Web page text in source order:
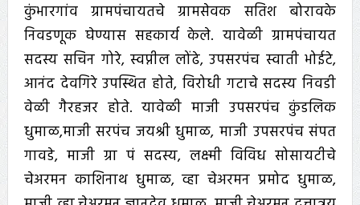
कुंभारगांव ग्रामपंचायतचे ग्रामसेवक सतिश बोरावके
निवडणूक घेण्यास सहकार्य केले. यावेळी ग्रामपंचायत
सदस्य सचिन गोरे, स्वप्नील लोंढे, उपसरपंच स्वाती भोईटे,
आनंद देवगिरे उपस्थित होते, विरोधी गटाचे सदस्य निवडी
वेळी गैरहजर होते. यावेळी माजी उपसरपंच कुंडलिक
धुमाळ,माजी सरपंच जयश्री धुमाळ, माजी उपसरपंच संपत
गावडे, माजी ग्रा पं सदस्य, लक्ष्मी विविध सोसायटीचे
चेअरमन काशिनाथ धुमाळ, व्हा चेअरमन प्रमोद धुमाळ,